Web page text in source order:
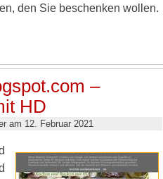
den Sie beschenken wollen.
–
HD
am 12. Februar 2021